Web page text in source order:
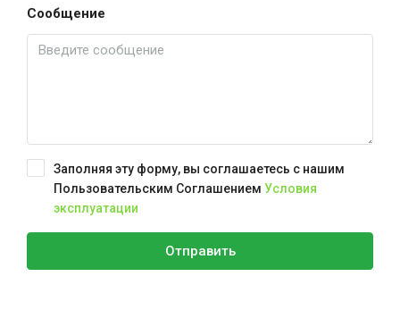
Сообщение
Заполняя эту форму, вы соглашаетесь с нашим
Пользовательским Соглашением Условия
эксплуатации
Отправить